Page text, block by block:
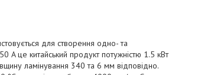
для створення одно- та
A це китайський продукт потужністю 1.5 кВт
ламінування 340 та 6 мм відповідно.